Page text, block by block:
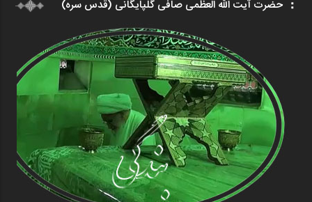
حضرت آیت الله العظمی صافی گلپایگانی (قدس سره)